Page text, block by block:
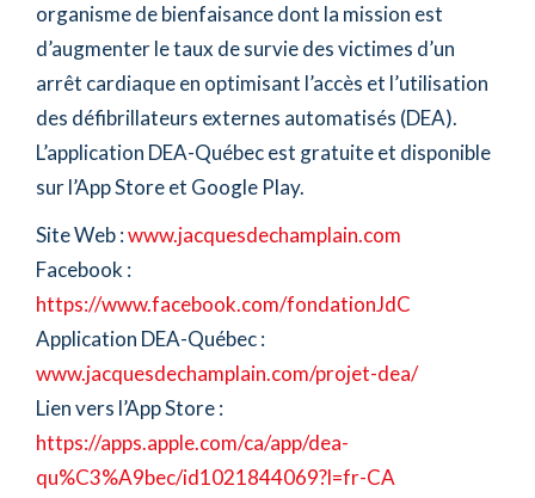
organisme de bienfaisance dont la mission est
d’augmenter le taux de survie des victimes d’un
arrêt cardiaque en optimisant l’accès et l’utilisation
des défibrillateurs externes automatisés (DEA).
L’application DEA-Québec est gratuite et disponible
sur l’App Store et Google Play.
Site Web :www.jacquesdechamplain.com
Facebook :
https://www.facebook.com/fondationJdC
Application DEA-Québec :
www.jacquesdechamplain.com/projet-dea/
Lien vers l’App Store :
https://apps.apple.com/ca/app/dea-
qu%C3%A9bec/id1021844069?l=fr-CA